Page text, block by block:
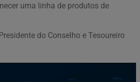
uma linha de produtos de
do Conselho e Tesoureiro